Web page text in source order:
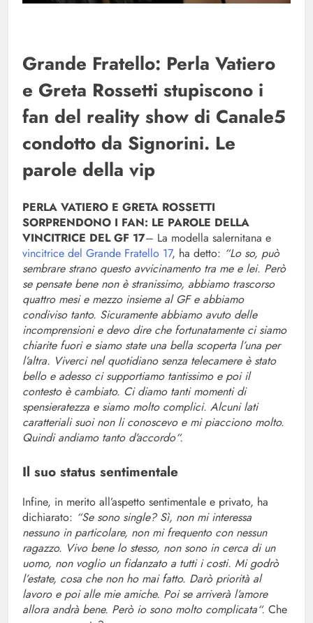
Grande Fratello: Perla Vatiero
e Greta Rossetti stupiscono i
fan del reality show di Canale5
condotto da Signorini. Le
parole della vip
PERLA VATIERO E GRETA ROSSETTI
SORPRENDONO I FAN: LE PAROLE DELLA
VINCITRICE DEL GF 17– La modella salernitana e
vincitrice del Grande Fratello 17, ha detto: “Lo so, può
sembrare strano questo avvicinamento tra me e lei. Però
se pensate bene non è stranissimo, abbiamo trascorso
quattro mesi e mezzo insieme al GF e abbiamo
condiviso tanto. Sicuramente abbiamo avuto delle
incomprensioni e devo dire che fortunatamente ci siamo
chiarite fuori e siamo state una bella scoperta l’una per
l’altra. Viverci nel quotidiano senza telecamere è stato
bello e adesso ci supportiamo tantissimo e poi il
contesto è cambiato. Ci diamo tanti momenti di
spensieratezza e siamo molto complici. Alcuni lati
caratteriali suoi non li conoscevo e mi piacciono molto.
Quindi andiamo tanto d’accordo“.
Il suo status sentimentale
Infine, in merito all’aspetto sentimentale e privato, ha
dichiarato: “Se sono single? Sì, non mi interessa
nessuno in particolare, non mi frequento con nessun
ragazzo. Vivo bene lo stesso, non sono in cerca di un
uomo, non voglio un fidanzato a tutti i costi. Mi godrò
l’estate, cosa che non ho mai fatto. Darò priorità al
lavoro e poi alle mie amiche. Poi se arriverà l’amore
allora andrà bene. Però io sono molto complicata“. Che